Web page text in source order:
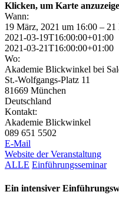
Klicken, um Karte
Wann:
19 März, 2021 um 16:00 –
2021-03-19T16:00:00+01:00
2021-03-21T16:00:00+01:00
Wo:
Akademie Blickwinkel bei
St.-Wolfgangs-Platz 11
81669 München
Deutschland
Kontakt:
Akademie Blickwinkel
089 651 5502
E-Mail
Website der Veranstaltung
ALLE Einführungsseminar
Ein intensiver